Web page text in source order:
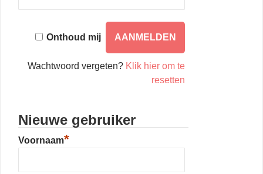
Onthoud mij
Wachtwoord vergeten? Klik hier om te
resetten
Nieuwe gebruiker
Voornaam*